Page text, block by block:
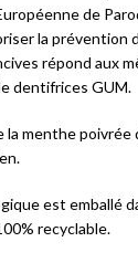
de
la prévention
répond aux
dentifrices GUM.
menthe poivrée
est emballé
recyclable.